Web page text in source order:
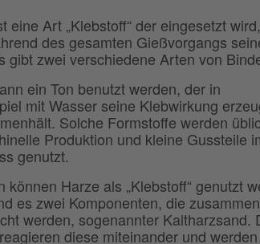
eine Art „Klebstoff“ der eingesetzt
des gesamten Gießvorgangs
gibt zwei verschiedene Arten von
ein Ton benutzt werden, der in
mit Wasser seine Klebwirkung
Solche Formstoffe werden
Produktion und kleine Gussteile
genutzt.
können Harze als „Klebstoff“ genutzt
es zwei Komponenten, die
werden, sogenannter Kaltharzsand.
diese miteinander und